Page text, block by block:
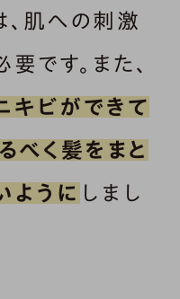
肌への刺激
です。また、
キビができて
べく髪をまと
ように しまし